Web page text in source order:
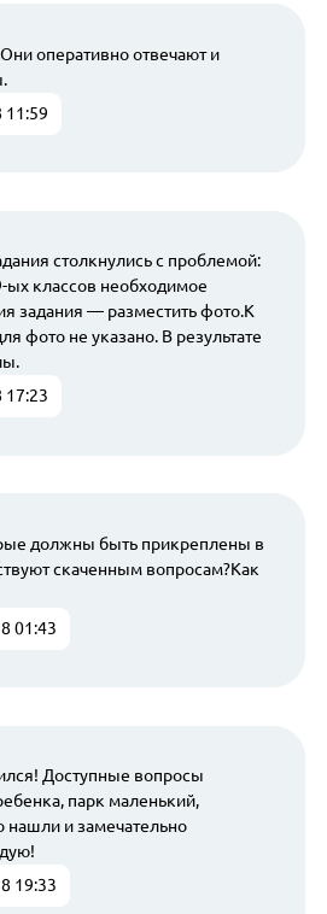
оперативно отвечают и
11:59
столкнулись с проблемой:
классов необходимое
задания — разместить фото.К
фото не указано. В результате
17:23
должны быть прикреплены в
скаченным вопросам?Как
01:43
Доступные вопросы
парк маленький,
нашли и замечательно
19:33